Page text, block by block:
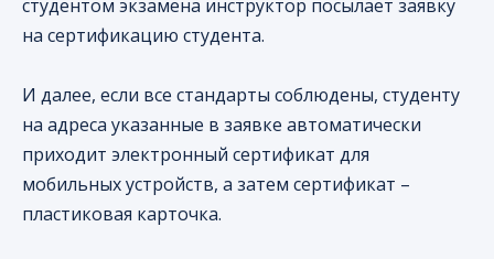
студентом экзамена инструктор посылает заявку
на сертификацию студента.
И далее, если все стандарты соблюдены, студенту
на адреса указанные в заявке автоматически
приходит электронный сертификат для
мобильных устройств, а затем сертификат –
пластиковая карточка.